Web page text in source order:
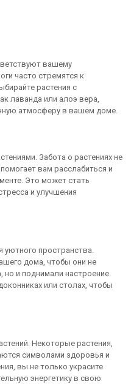
вашему
часто стремятся к
растения с
лаванда или алоэ вера,
атмосферу в вашем доме.
Забота о растениях не
вам расслабиться и
Это может стать
и улучшения
уютного пространства.
дома, чтобы они не
но и поднимали настроение.
или столах, чтобы
Некоторые растения,
символами здоровья и
вы не только украсите
энергетику в свою